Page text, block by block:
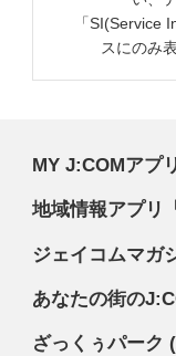
「SI(Service
スにのみ
MY J:COMアプ
地域情報アプリ
ジェイコムマガ
あなたの街の
ざっくぅパーク